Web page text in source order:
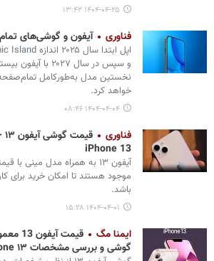
۱۴۰۴-۰۴-۲۵ ۱۳:۴۲
فناوری آیفون و گوشی‌های
و سپس در سال ۲۰۲۷
نخستین مدل به‌طورکامل
خواهد کرد.
۱۴۰۴-۰۴-۰۴ ۰۸:۴۶
فناوری
iPhone 13
آیفون ۱۳ به همراه مدل مینی
موجود هستند تا امکان خرید برای
باشد.
۱۴۰۴-۰۴-۰۱ ۱۵:۲۸
ایمنا مگ
گوشی و بررسی مشخصات iphone ۱۳